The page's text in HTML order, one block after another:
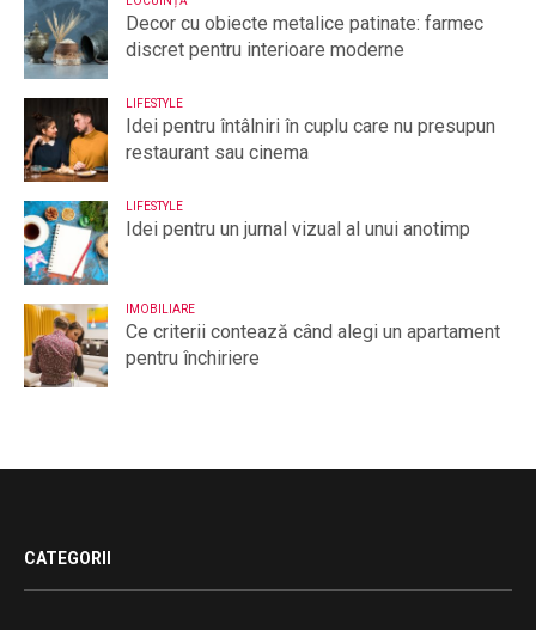
Decor cu obiecte metalice patinate: farmec
discret pentru interioare moderne
LIFESTYLE
Idei pentru întâlniri în cuplu care nu presupun
restaurant sau cinema
LIFESTYLE
Idei pentru un jurnal vizual al unui anotimp
IMOBILIARE
Ce criterii contează când alegi un apartament
pentru închiriere
CATEGORII